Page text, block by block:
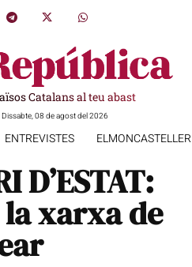
Catalans al teu abast
Dissabte, 08 de agost del 2026
ENTREVISTES ELMONCASTELLER
D’ESTAT:
xarxa de